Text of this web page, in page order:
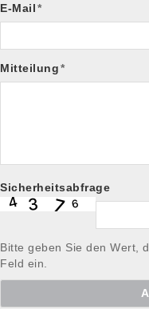
E-Mail*
Mitteilung*
Sicherheitsabfrage
Bitte geben Sie den Wert,
Feld ein.